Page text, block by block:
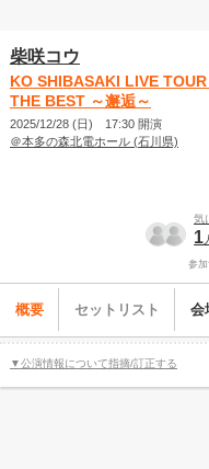
柴咲コウ
KO SHIBASAKI LIVE
THE BEST ～邂逅～
2025/12/28 (日) 17:30 開演
＠本多の森北電ホール (石川県)
気
1
参
概要 セットリスト 会
▼公演情報について指摘/訂正する